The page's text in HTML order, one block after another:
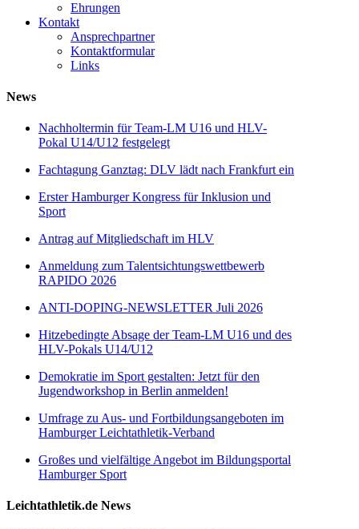
Ehrungen
Kontakt
Ansprechpartner
Kontaktformular
Links
News
Nachholtermin für Team-LM U16 und HLV-
Pokal U14/U12 festgelegt
Fachtagung Ganztag: DLV lädt nach Frankfurt ein
Erster Hamburger Kongress für Inklusion und
Sport
Antrag auf Mitgliedschaft im HLV
Anmeldung zum Talentsichtungswettbewerb
RAPIDO 2026
ANTI-DOPING-NEWSLETTER Juli 2026
Hitzebedingte Absage der Team-LM U16 und des
HLV-Pokals U14/U12
Demokratie im Sport gestalten: Jetzt für den
Jugendworkshop in Berlin anmelden!
Umfrage zu Aus- und Fortbildungsangeboten im
Hamburger Leichtathletik-Verband
Großes und vielfältige Angebot im Bildungsportal
Hamburger Sport
Leichtathletik.de News